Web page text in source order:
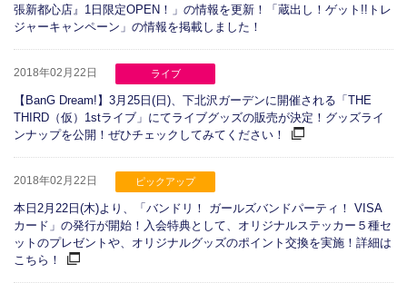
張新都心店』1日限定OPEN！」の情報を更新！「蔵出し！ゲット!!トレ
ジャーキャンペーン」の情報を掲載しました！
2018年02月22日 ライブ
【BanG Dream!】3月25日(日)、下北沢ガーデンに開催される「THE
THIRD（仮）1stライブ」にてライブグッズの販売が決定！グッズライ
ンナップを公開！ぜひチェックしてみてください！
2018年02月22日 ピックアップ
本日2月22日(木)より、「バンドリ！ ガールズバンドパーティ！ VISA
カード」の発行が開始！入会特典として、オリジナルステッカー５種セ
ットのプレゼントや、オリジナルグッズのポイント交換を実施！詳細は
こちら！